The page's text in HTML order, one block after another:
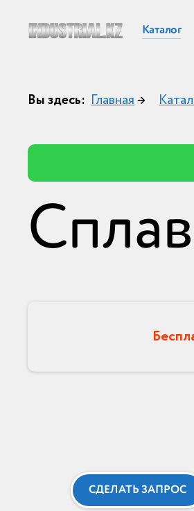
Каталог
Вы здесь:Главная→
СДЕЛАТЬ ЗАПРОС